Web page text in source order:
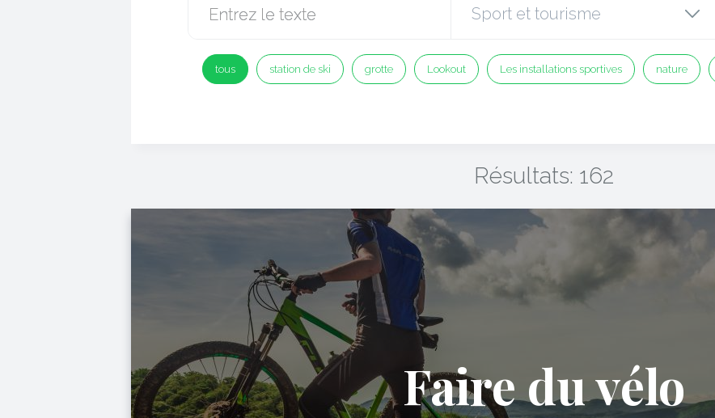
tous station de ski grotte Lookout Les installations sportives nature
Résultats: 162
Faire du vélo